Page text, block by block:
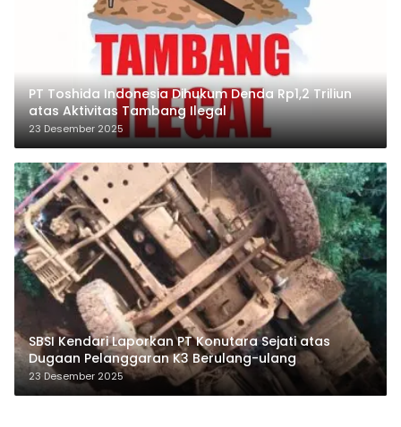
PT Toshida Indonesia Dihukum Denda Rp1,2 Triliun
atas Aktivitas Tambang Ilegal
23 Desember 2025
SBSI Kendari Laporkan PT Konutara Sejati atas
Dugaan Pelanggaran K3 Berulang-ulang
23 Desember 2025